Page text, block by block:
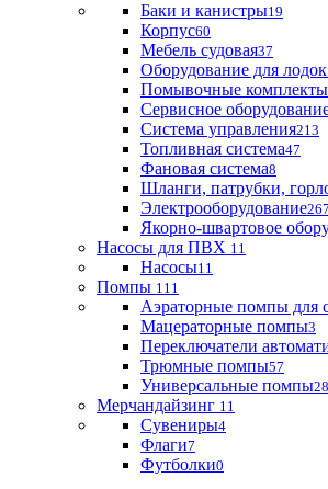
Баки и канистры19
Корпус60
Мебель судовая37
Оборудование для
Помывочные комплекты
Сервисное
Система управления213
Топливная система47
Фановая система8
Шланги, патрубки,
Электрооборудование267
Якорно-швартовое
Насосы для ПВХ 11
Насосы11
Помпы 111
Аэраторные помпы для
Мацераторные помпы3
Переключатели
Трюмные помпы57
Универсальные помпы28
Мерчандайзинг 11
Сувениры4
Флаги7
Футболки0